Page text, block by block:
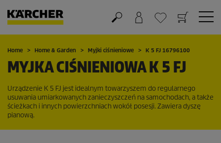
Koszyk
Lista życzeń
Home Home & Garden Myjki ciśnieniowe K 5 FJ 16796100
MYJKA CIŚNIENIOWA K 5 FJ
Urządzenie K 5 FJ jest idealnym towarzyszem do regularnego
usuwania umiarkowanych zanieczyszczeń na samochodach, a także
ścieżkach i innych powierzchniach wokół posesji. Zawiera dyszę
pianową.